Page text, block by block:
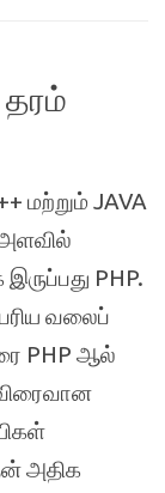
தரம்
மற்றும் JAVA
PHP.
வலைப்
PHP ஆல்
அதிக